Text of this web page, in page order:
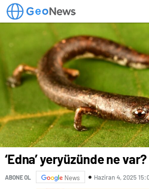
‘Edna’ yeryüzünde ne var?
ABONE OL News Haziran 4, 2025